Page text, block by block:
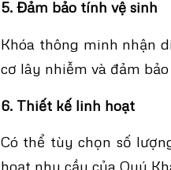
5. Đảm bảo tính vệ sinh
Khóa thông minh nhận
cơ lây nhiễm và đảm
6. Thiết kế linh hoạt
Có thể tùy chọn số
hoạt nhu cầu của Quý